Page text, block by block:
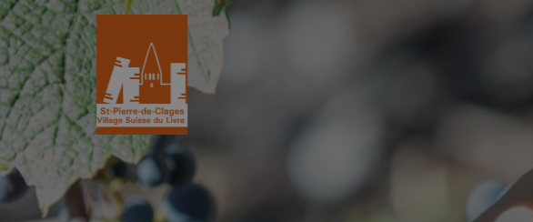
St-Pierre-de-Clages Le Village du Livre